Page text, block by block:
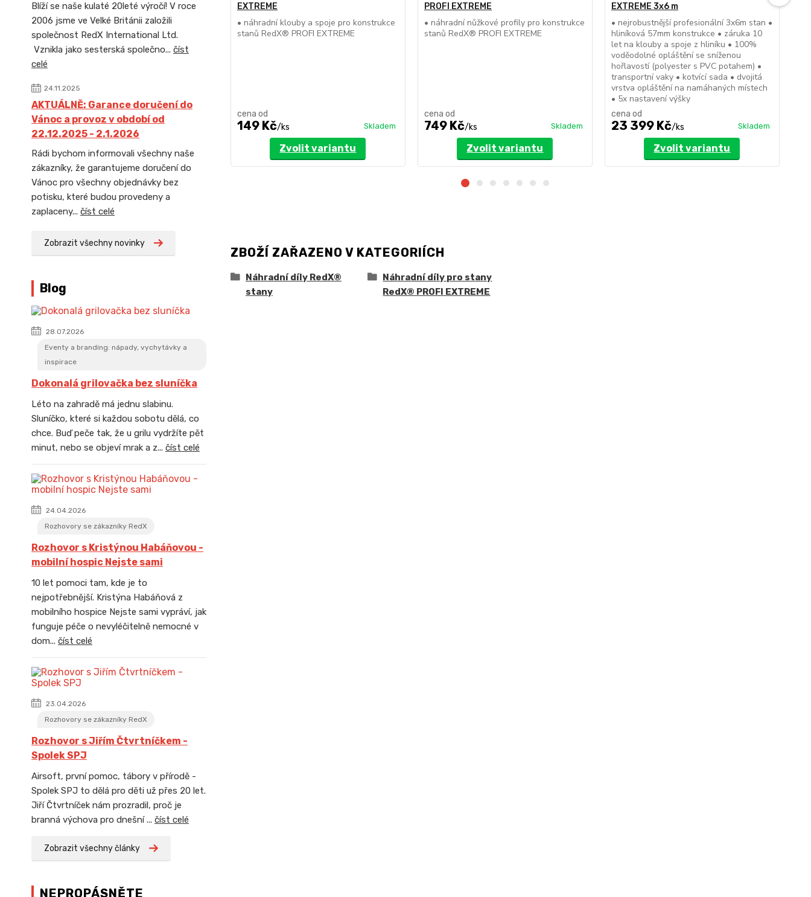
Blíží se naše kulaté 20leté výročí! V roce
2006 jsme ve Velké Británii založili
společnost RedX International Ltd.
Vznikla jako sesterská společno... číst
celé
24.11.2025
AKTUÁLNĚ: Garance doručení do
Vánoc a provoz v období od
22.12.2025 - 2.1.2026
Rádi bychom informovali všechny naše
zákazníky, že garantujeme doručení do
Vánoc pro všechny objednávky bez
potisku, které budou provedeny a
zaplaceny... číst celé
Zobrazit všechny novinky
Blog
28.07.2026
Eventy a branding: nápady, vychytávky a
inspirace
Dokonalá grilovačka bez sluníčka
Léto na zahradě má jednu slabinu.
Sluníčko, které si každou sobotu dělá, co
chce. Buď peče tak, že u grilu vydržíte pět
minut, nebo se objeví mrak a z... číst celé
24.04.2026
Rozhovory se zákazníky RedX
Rozhovor s Kristýnou Habáňovou -
mobilní hospic Nejste sami
10 let pomoci tam, kde je to
nejpotřebnější. Kristýna Habáňová z
mobilního hospice Nejste sami vypráví, jak
funguje péče o nevyléčitelně nemocné v
dom... číst celé
23.04.2026
Rozhovory se zákazníky RedX
Rozhovor s Jiřím Čtvrtníčkem -
Spolek SPJ
Airsoft, první pomoc, tábory v přírodě -
Spolek SPJ to dělá pro děti už přes 20 let.
Jiří Čtvrtníček nám prozradil, proč je
branná výchova pro dnešní ... číst celé
Zobrazit všechny články
NEPROPÁSNĚTE
EXTREME
• náhradní klouby a spoje pro konstrukce
stanů RedX® PROFI EXTREME
cena od
149 Kč/ks Skladem
Zvolit variantu
PROFI EXTREME
• náhradní nůžkové profily pro konstrukce
stanů RedX® PROFI EXTREME
cena od
749 Kč/ks Skladem
Zvolit variantu
EXTREME 3x6 m
• nejrobustnější profesionální 3x6m stan •
hliníková 57mm konstrukce • záruka 10
let na klouby a spoje z hliníku • 100%
voděodolné opláštění se sníženou
hořlavostí (polyester s PVC potahem) •
transportní vaky • kotvící sada • dvojitá
vrstva opláštění na namáhaných místech
• 5x nastavení výšky
cena od
23 399 Kč/ks Skladem
Zvolit variantu
ZBOŽÍ ZAŘAZENO V KATEGORIÍCH
Náhradní díly RedX®
stany
Náhradní díly pro stany
RedX® PROFI EXTREME